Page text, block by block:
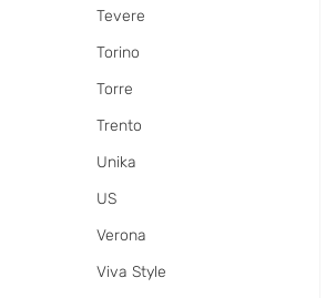
Tevere
Torino
Torre
Trento
Unika
US
Verona
Viva Style